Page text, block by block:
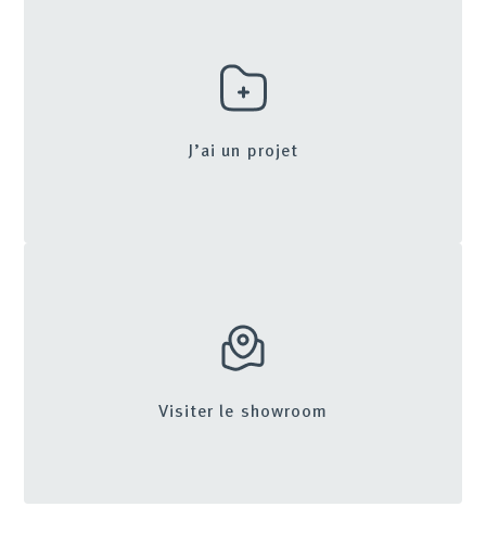
J’ai un projet
Visiter le showroom